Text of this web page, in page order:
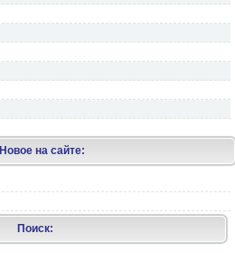
Новое на сайте:
Поиск: